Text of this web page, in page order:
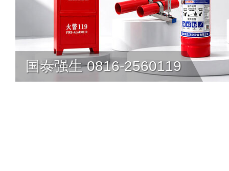
国泰强生 0816-2560119